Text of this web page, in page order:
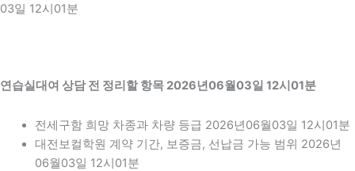
03일 12시01분
연습실대여 상담 전 정리할 항목 2026년06월03일 12시01분
전세구함 희망 차종과 차량 등급 2026년06월03일 12시01분
대전보컬학원 계약 기간, 보증금, 선납금 가능 범위 2026년
06월03일 12시01분